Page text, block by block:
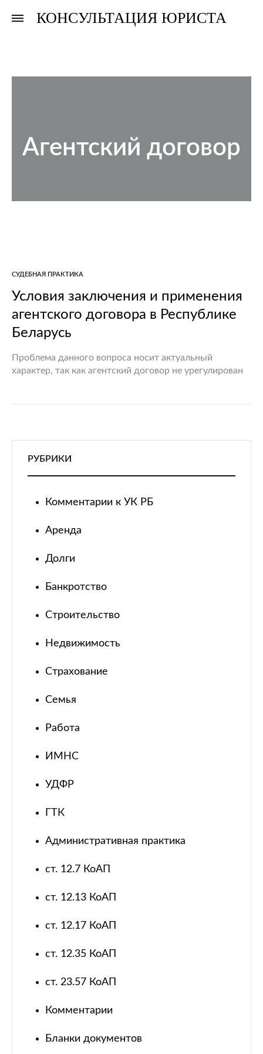
КОНСУЛЬТАЦИЯ ЮРИСТА
Агентский договор
СУДЕБНАЯ ПРАКТИКА
Условия заключения и применения
агентского договора в Республике
Беларусь
Проблема данного вопроса носит актуальный
характер, так как агентский договор не урегулирован
РУБРИКИ
Комментарии к УК РБ
Аренда
Долги
Банкротство
Строительство
Недвижимость
Страхование
Семья
Работа
ИМНС
УДФР
ГТК
Административная практика
ст. 12.7 КоАП
ст. 12.13 КоАП
ст. 12.17 КоАП
ст. 12.35 КоАП
ст. 23.57 КоАП
Комментарии
Бланки документов